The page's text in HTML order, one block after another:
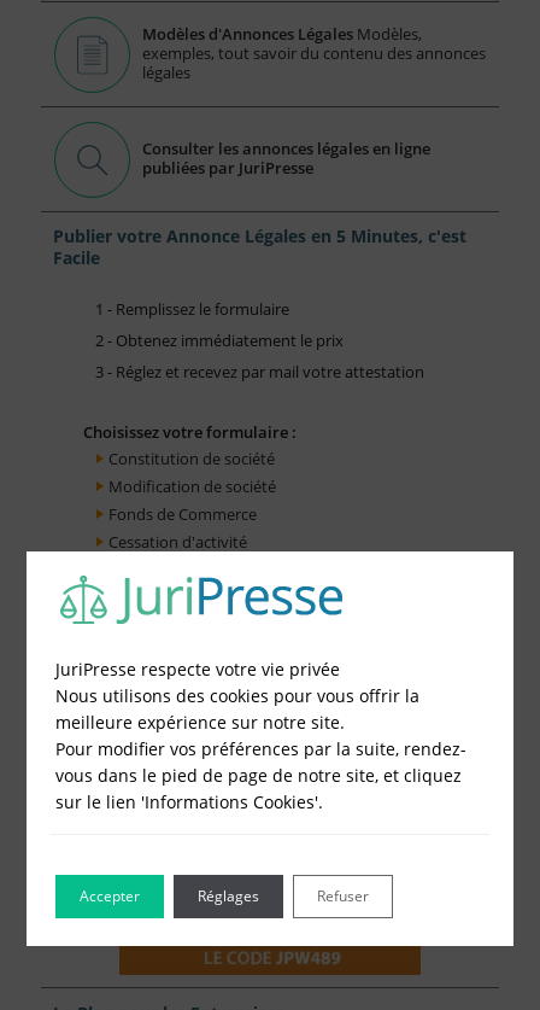
Modèles d'Annonces Légales Modèles,
exemples, tout savoir du contenu des annonces
légales
Consulter les annonces légales en ligne
publiées par JuriPresse
Publier votre Annonce Légales en 5 Minutes, c'est
Facile
1 - Remplissez le formulaire
2 - Obtenez immédiatement le prix
3 - Réglez et recevez par mail votre attestation
Choisissez votre formulaire :
Constitution de société
Modification de société
Fonds de Commerce
Cessation d'activité
JuriPresse respecte votre vie privée
Nous utilisons des cookies pour vous offrir la
meilleure expérience sur notre site.
Pour modifier vos préférences par la suite, rendez-
vous dans le pied de page de notre site, et cliquez
sur le lien 'Informations Cookies'.
Accepter Refuser
Réglages